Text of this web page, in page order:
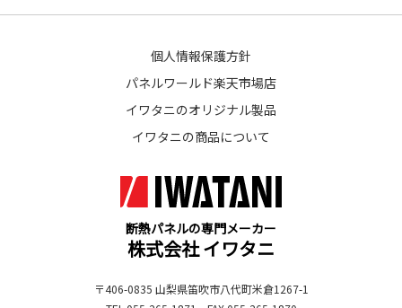
断熱パネルの専門メーカー
株式会社 イワタニ
〒406-0835 山梨県笛吹市八代町米倉1267-1
個人情報保護方針
パネルワールド楽天市場店
イワタニのオリジナル製品
イワタニの商品について